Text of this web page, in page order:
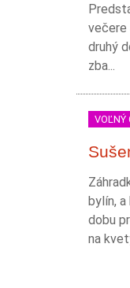
večere
druhý
zba...
VOĽNÝ
bylín, a
dobu
na